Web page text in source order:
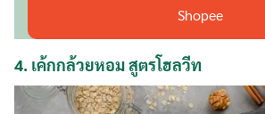
Shopee
4. เค้กกล้วยหอม สูตรโฮลวีท